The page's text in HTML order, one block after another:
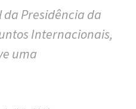
da Presidência da
Internacionais,
uma